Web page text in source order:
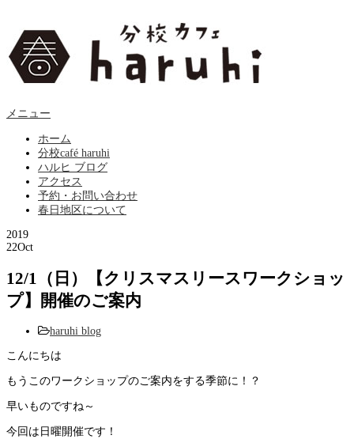
メニュー
ホーム
分校café haruhi
ハルヒ ブログ
アクセス
予約・お問い合わせ
春日地区について
2019
22Oct
12/1（日）【クリスマスリースワークショッ
プ】開催のご案内
haruhi blog
こんにちは
もうこのワークショップのご案内をする季節に！？
早いものですね～
今回は日曜開催です！